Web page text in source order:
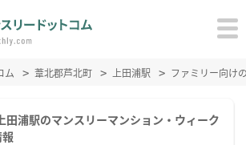
ム 葦北郡芦北町 上田浦駅 ファミリー向け
田浦駅のマンスリーマンション・ウィーク